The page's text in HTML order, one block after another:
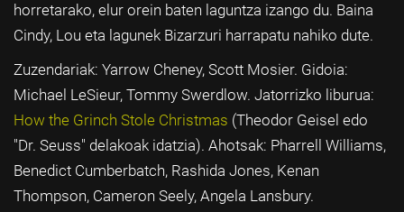
horretarako, elur orein baten laguntza izango du. Baina
Cindy, Lou eta lagunek Bizarzuri harrapatu nahiko dute.
Zuzendariak: Yarrow Cheney, Scott Mosier. Gidoia:
Michael LeSieur, Tommy Swerdlow. Jatorrizko liburua:
How the Grinch Stole Christmas (Theodor Geisel edo
"Dr. Seuss" delakoak idatzia). Ahotsak: Pharrell Williams,
Benedict Cumberbatch, Rashida Jones, Kenan
Thompson, Cameron Seely, Angela Lansbury.